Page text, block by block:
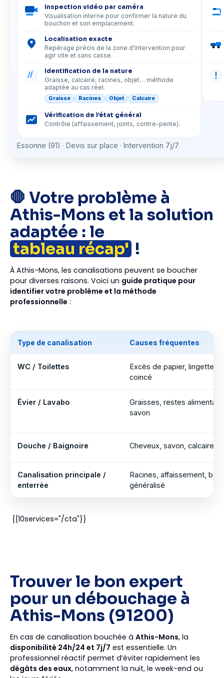
Inspection vidéo par caméra
Visualisation interne pour confirmer la nature du
bouchon et son emplacement.
Localisation exacte
Repérage précis de la zone d’intervention pour
agir vite et sans casse.
Identification de la nature
Graisse, calcaire, racines, objet… méthode
adaptée au cas réel.
Graisse Racines Objet Calcaire
Vérification de l’état général
Contrôle (affaissement, joints, contre-pente).
Essonne (91) · Devis sur place · Intervention 7j/7
🛑 Votre problème à
Athis-Mons et la solution
adaptée : le
tableau récap' !
À Athis-Mons, les canalisations peuvent se boucher
pour diverses raisons. Voici un guide pratique pour
identifier votre problème et la méthode
professionnelle :
Type de canalisation Causes fréquentes
WC / Toilettes
Excès de papier, lingettes,
coincé
Évier / Lavabo
Graisses, restes
savon
Douche / Baignoire Cheveux, savon, calcaire
Canalisation principale /
enterrée
Racines, affaissement,
généralisé
{{10services="/cta"}}
Trouver le bon expert
pour un débouchage à
Athis-Mons (91200)
En cas de canalisation bouchée à Athis-Mons, la
disponibilité 24h/24 et 7j/7 est essentielle. Un
professionnel réactif permet d’éviter rapidement les
dégâts des eaux, notamment la nuit, le week-end ou